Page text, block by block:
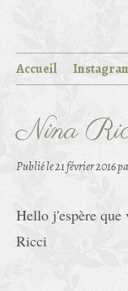
Accueil
Nina
Publié le21 février 2016
Hello j'espère
Ricci